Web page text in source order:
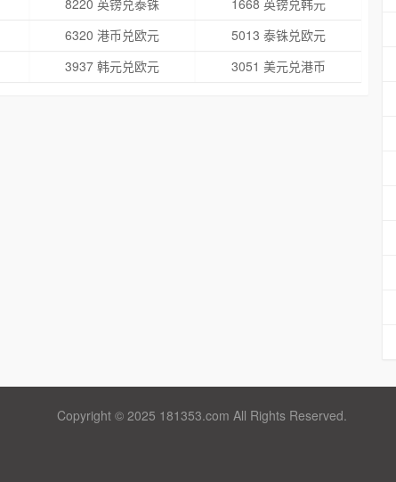
8220 英镑兑泰铢
1668 英镑兑韩元
6320 港币兑欧元
5013 泰铢兑欧元
3937 韩元兑欧元 3051 美元兑港币
Copyright © 2025 181353.com All Rights Reserved.